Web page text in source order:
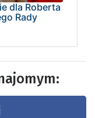
dla Roberta
Rady